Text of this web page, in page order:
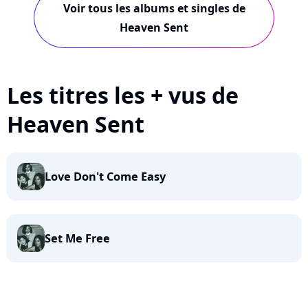
Voir tous les albums et singles de
Heaven Sent
Les titres les + vus de
Heaven Sent
Love Don't Come Easy
Set Me Free